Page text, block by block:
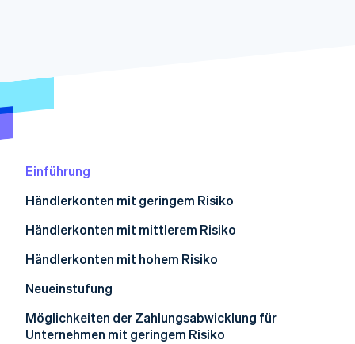
CO₂-Entnahme
Identity
Stripe-Sessions 2026
Erfahren Sie, wie Stripe Lösungen für die
Einführung
Händlerkonten mit geringem Risiko
Händlerkonten mit mittlerem Risiko
Händlerkonten mit hohem Risiko
Neueinstufung
Möglichkeiten der Zahlungsabwicklung für
Unternehmen mit geringem Risiko